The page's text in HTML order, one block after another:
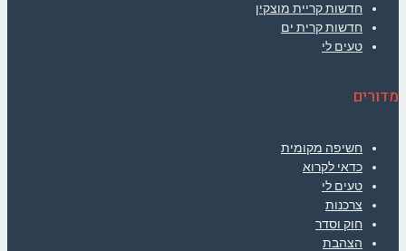
חדשות קריית מוצקין
חדשות קרית ים
טעים לי
מדורים
חשיפה מקומית
כדאי לקרוא
טעים לי
צרכנות
חוק וסדר
הצהבת